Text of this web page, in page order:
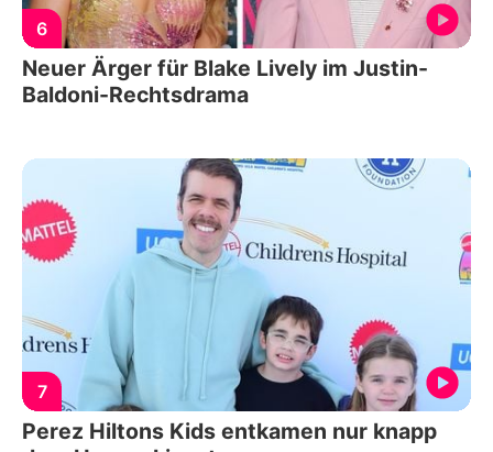
6
Neuer Ärger für Blake Lively im Justin-
Baldoni-Rechtsdrama
7
Perez Hiltons Kids entkamen nur knapp